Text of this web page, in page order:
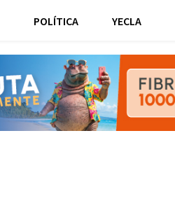
POLÍTICA YECLA